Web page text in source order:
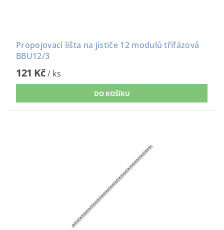
Propojovací lišta na jističe 12 modulů třífázová
BBU12/3
121 Kč/ ks